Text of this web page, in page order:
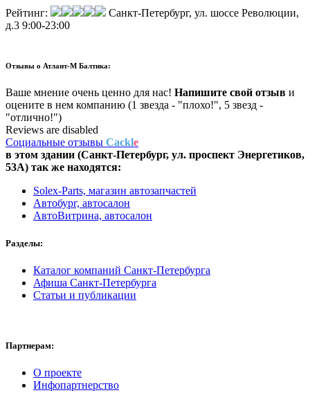
Рейтинг:
Санкт-Петербург, ул. шоссе Революции,
д.3 9:00-23:00
Отзывы о Атлант-М Балтика:
Ваше мнение очень ценно для нас! Напишите свой отзыв и
оцените в нем компанию (1 звезда - "плохо!", 5 звезд -
"отлично!")
Reviews are disabled
Социальные отзывы Cackle
в этом здании (Санкт-Петербург, ул. проспект Энергетиков,
53А) так же находятся:
Solex-Parts, магазин автозапчастей
Автобург, автосалон
АвтоВитрина, автосалон
Разделы:
Каталог компаний Санкт-Петербурга
Афиша Санкт-Петербурга
Статьи и публикации
Партнерам:
О проекте
Инфопартнерство